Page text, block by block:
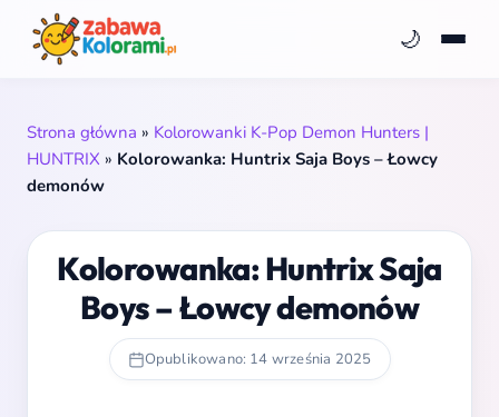
🌙
Strona główna » Kolorowanki K-Pop Demon Hunters |
HUNTRIX » Kolorowanka: Huntrix Saja Boys – Łowcy
demonów
Kolorowanka: Huntrix Saja
Boys – Łowcy demonów
Opublikowano: 14 września 2025